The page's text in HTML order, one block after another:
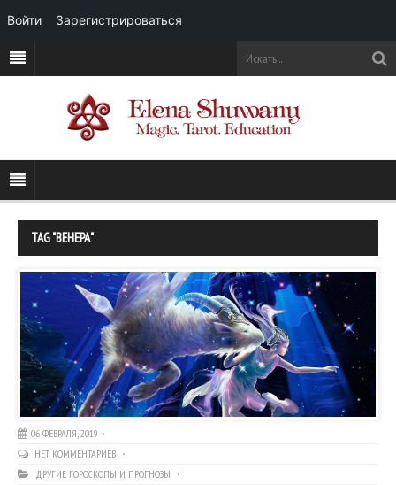
TAG "ВЕНЕРА"
06 ФЕВРАЛЯ, 2019
НЕТ КОММЕНТАРИЕВ
ДРУГИЕ ГОРОСКОПЫ И ПРОГНОЗЫ
Войти Зарегистрироваться